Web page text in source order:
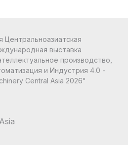
Центральноазиатская
выставка
производство,
и Индустрия 4.0 -
Central Asia 2026"